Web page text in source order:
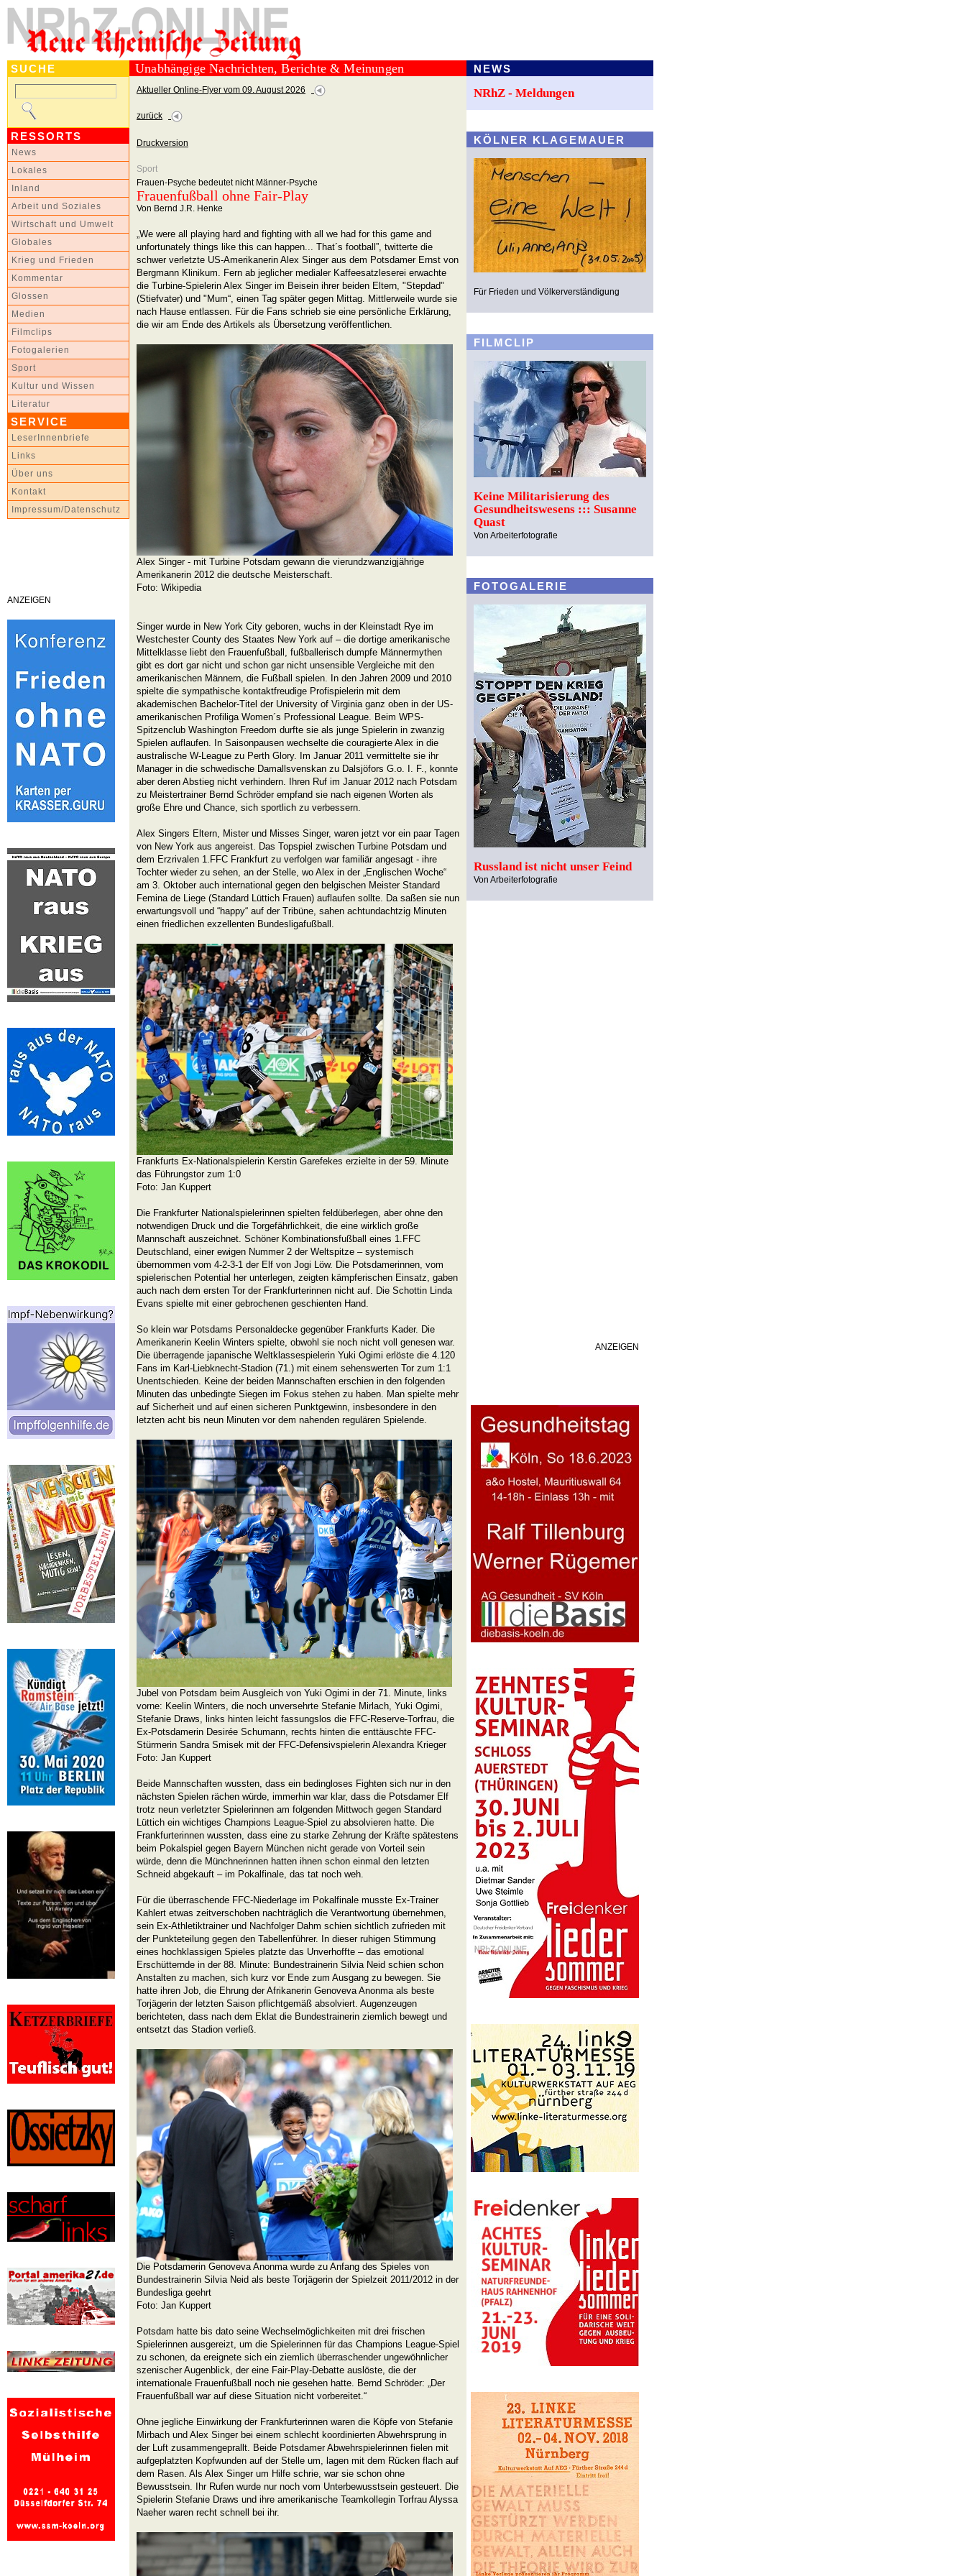
SUCHE
RESSORTS
News
Lokales
Inland
Arbeit und Soziales
Wirtschaft und Umwelt
Globales
Krieg und Frieden
Kommentar
Glossen
Medien
Filmclips
Fotogalerien
Sport
Kultur und Wissen
Literatur
SERVICE
LeserInnenbriefe
Links
Über uns
Kontakt
Impressum/Datenschutz
ANZEIGEN
Unabhängige Nachrichten, Berichte & Meinungen
Aktueller Online-Flyer vom 09. August 2026
zurück
Druckversion
Sport
Frauen-Psyche bedeutet nicht Männer-Psyche
Frauenfußball ohne Fair-Play
Von Bernd J.R. Henke
„We were all playing hard and fighting with all we had for this game and
unfortunately things like this can happen... That´s football”, twitterte die
schwer verletzte US-Amerikanerin Alex Singer aus dem Potsdamer Ernst von
Bergmann Klinikum. Fern ab jeglicher medialer Kaffeesatzleserei erwachte
die Turbine-Spielerin Alex Singer im Beisein ihrer beiden Eltern, "Stepdad"
(Stiefvater) und "Mum“, einen Tag später gegen Mittag. Mittlerweile wurde sie
nach Hause entlassen. Für die Fans schrieb sie eine persönliche Erklärung,
die wir am Ende des Artikels als Übersetzung veröffentlichen.
Alex Singer - mit Turbine Potsdam gewann die vierundzwanzigjährige
Amerikanerin 2012 die deutsche Meisterschaft.
Foto: Wikipedia
Singer wurde in New York City geboren, wuchs in der Kleinstadt Rye im
Westchester County des Staates New York auf – die dortige amerikanische
Mittelklasse liebt den Frauenfußball, fußballerisch dumpfe Männermythen
gibt es dort gar nicht und schon gar nicht unsensible Vergleiche mit den
amerikanischen Männern, die Fußball spielen. In den Jahren 2009 und 2010
spielte die sympathische kontaktfreudige Profispielerin mit dem
akademischen Bachelor-Titel der University of Virginia ganz oben in der US-
amerikanischen Profiliga Women´s Professional League. Beim WPS-
Spitzenclub Washington Freedom durfte sie als junge Spielerin in zwanzig
Spielen auflaufen. In Saisonpausen wechselte die couragierte Alex in die
australische W-League zu Perth Glory. Im Januar 2011 vermittelte sie ihr
Manager in die schwedische Damallsvenskan zu Dalsjöfors G.o. I. F., konnte
aber deren Abstieg nicht verhindern. Ihren Ruf im Januar 2012 nach Potsdam
zu Meistertrainer Bernd Schröder empfand sie nach eigenen Worten als
große Ehre und Chance, sich sportlich zu verbessern.
Alex Singers Eltern, Mister und Misses Singer, waren jetzt vor ein paar Tagen
von New York aus angereist. Das Topspiel zwischen Turbine Potsdam und
dem Erzrivalen 1.FFC Frankfurt zu verfolgen war familiär angesagt - ihre
Tochter wieder zu sehen, an der Stelle, wo Alex in der „Englischen Woche“
am 3. Oktober auch international gegen den belgischen Meister Standard
Femina de Liege (Standard Lüttich Frauen) auflaufen sollte. Da saßen sie nun
erwartungsvoll und “happy“ auf der Tribüne, sahen achtundachtzig Minuten
einen friedlichen exzellenten Bundesligafußball.
Frankfurts Ex-Nationalspielerin Kerstin Garefekes erzielte in der 59. Minute
das Führungstor zum 1:0
Foto: Jan Kuppert
Die Frankfurter Nationalspielerinnen spielten feldüberlegen, aber ohne den
notwendigen Druck und die Torgefährlichkeit, die eine wirklich große
Mannschaft auszeichnet. Schöner Kombinationsfußball eines 1.FFC
Deutschland, einer ewigen Nummer 2 der Weltspitze – systemisch
übernommen vom 4-2-3-1 der Elf von Jogi Löw. Die Potsdamerinnen, vom
spielerischen Potential her unterlegen, zeigten kämpferischen Einsatz, gaben
auch nach dem ersten Tor der Frankfurterinnen nicht auf. Die Schottin Linda
Evans spielte mit einer gebrochenen geschienten Hand.
So klein war Potsdams Personaldecke gegenüber Frankfurts Kader. Die
Amerikanerin Keelin Winters spielte, obwohl sie noch nicht voll genesen war.
Die überragende japanische Weltklassespielerin Yuki Ogimi erlöste die 4.120
Fans im Karl-Liebknecht-Stadion (71.) mit einem sehenswerten Tor zum 1:1
Unentschieden. Keine der beiden Mannschaften erschien in den folgenden
Minuten das unbedingte Siegen im Fokus stehen zu haben. Man spielte mehr
auf Sicherheit und auf einen sicheren Punktgewinn, insbesondere in den
letzten acht bis neun Minuten vor dem nahenden regulären Spielende.
Jubel von Potsdam beim Ausgleich von Yuki Ogimi in der 71. Minute, links
vorne: Keelin Winters, die noch unversehrte Stefanie Mirlach, Yuki Ogimi,
Stefanie Draws, links hinten leicht fassungslos die FFC-Reserve-Torfrau, die
Ex-Potsdamerin Desirée Schumann, rechts hinten die enttäuschte FFC-
Stürmerin Sandra Smisek mit der FFC-Defensivspielerin Alexandra Krieger
Foto: Jan Kuppert
Beide Mannschaften wussten, dass ein bedingloses Fighten sich nur in den
nächsten Spielen rächen würde, immerhin war klar, dass die Potsdamer Elf
trotz neun verletzter Spielerinnen am folgenden Mittwoch gegen Standard
Lüttich ein wichtiges Champions League-Spiel zu absolvieren hatte. Die
Frankfurterinnen wussten, dass eine zu starke Zehrung der Kräfte spätestens
beim Pokalspiel gegen Bayern München nicht gerade von Vorteil sein
würde, denn die Münchnerinnen hatten ihnen schon einmal den letzten
Schneid abgekauft – im Pokalfinale, das tat noch weh.
Für die überraschende FFC-Niederlage im Pokalfinale musste Ex-Trainer
Kahlert etwas zeitverschoben nachträglich die Verantwortung übernehmen,
sein Ex-Athletiktrainer und Nachfolger Dahm schien sichtlich zufrieden mit
der Punkteteilung gegen den Tabellenführer. In dieser ruhigen Stimmung
eines hochklassigen Spieles platzte das Unverhoffte – das emotional
Erschütternde in der 88. Minute: Bundestrainerin Silvia Neid schien schon
Anstalten zu machen, sich kurz vor Ende zum Ausgang zu bewegen. Sie
hatte ihren Job, die Ehrung der Afrikanerin Genoveva Anonma als beste
Torjägerin der letzten Saison pflichtgemäß absolviert. Augenzeugen
berichteten, dass nach dem Eklat die Bundestrainerin ziemlich bewegt und
entsetzt das Stadion verließ.
Die Potsdamerin Genoveva Anonma wurde zu Anfang des Spieles von
Bundestrainerin Silvia Neid als beste Torjägerin der Spielzeit 2011/2012 in der
Bundesliga geehrt
Foto: Jan Kuppert
Potsdam hatte bis dato seine Wechselmöglichkeiten mit drei frischen
Spielerinnen ausgereizt, um die Spielerinnen für das Champions League-Spiel
zu schonen, da ereignete sich ein ziemlich überraschender ungewöhnlicher
szenischer Augenblick, der eine Fair-Play-Debatte auslöste, die der
internationale Frauenfußball noch nie gesehen hatte. Bernd Schröder: „Der
Frauenfußball war auf diese Situation nicht vorbereitet.“
Ohne jegliche Einwirkung der Frankfurterinnen waren die Köpfe von Stefanie
Mirbach und Alex Singer bei einem schlecht koordinierten Abwehrsprung in
der Luft zusammengeprallt. Beide Potsdamer Abwehrspielerinnen fielen mit
aufgeplatzten Kopfwunden auf der Stelle um, lagen mit dem Rücken flach auf
dem Rasen. Als Alex Singer um Hilfe schrie, war sie schon ohne
Bewusstsein. Ihr Rufen wurde nur noch vom Unterbewusstsein gesteuert. Die
Spielerin Stefanie Draws und ihre amerikanische Teamkollegin Torfrau Alyssa
Naeher waren recht schnell bei ihr.
NEWS
NRhZ - Meldungen
KÖLNER KLAGEMAUER
Für Frieden und Völkerverständigung
FILMCLIP
Keine Militarisierung des
Gesundheitswesens ::: Susanne
Quast
Von Arbeiterfotografie
FOTOGALERIE
Russland ist nicht unser Feind
Von Arbeiterfotografie
ANZEIGEN